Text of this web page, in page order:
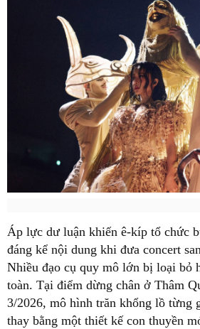
Áp lực dư luận khiến ê-kíp tổ chức
đáng kể nội dung khi đưa concert
Nhiều đạo cụ quy mô lớn bị loại bỏ
toàn. Tại điểm dừng chân ở Thâm
3/2026, mô hình trăn khổng lồ từng
thay bằng một thiết kế con thuyền